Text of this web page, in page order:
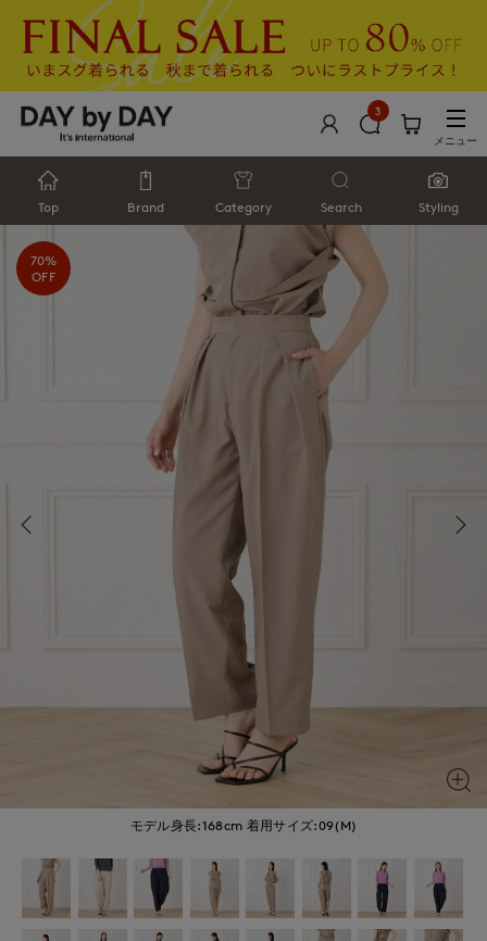
3
メニュー
Top Brand Category Search Styling
モデル身長:168cm 着用サイズ:09(M)
70%
OFF